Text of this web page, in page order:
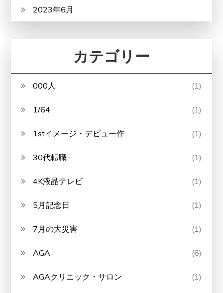
2023年6月
カテゴリー
000人 (1)
1/64 (1)
1stイメージ・デビュー作 (1)
30代転職 (1)
4K液晶テレビ (1)
5月記念日 (1)
7月の大災害 (1)
AGA (6)
AGAクリニック・サロン (1)